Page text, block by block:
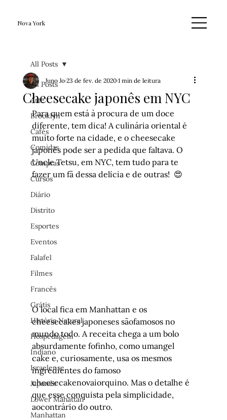
Nova York
All Posts
Arte
Brooklyn
Cafés
Comidas
Compras
Cursos
Diário
Distrito
Esportes
Eventos
Falafel
Filmes
Francês
Grátis
História Natural
Hospedagem
Indiano
Israelense
Japonês
Lower Mahattan
Manhattan
All Posts
Cheesecake japonês em NYC
Juno Jo 23 de fev. de 2020 1 min de leitura
Para quem está à procura de um doce
diferente, tem dica! A culinária oriental é
muito forte na cidade, e o cheesecake
japonês pode ser a pedida que faltava. O
Uncle Tetsu, em NYC, tem tudo para te
fazer um fã dessa delícia e de outras!  😍
O local fica em Manhattan e os
cheesecakes japoneses sãofamosos no
mundo todo. A receita chega a um bolo
absurdamente fofinho, como umangel
cake e, curiosamente, usa os mesmos
ingredientes do famoso
cheesecakenovaiorquino. Mas o detalhe é
que esse conquista pela simplicidade,
aocontrário do outro.